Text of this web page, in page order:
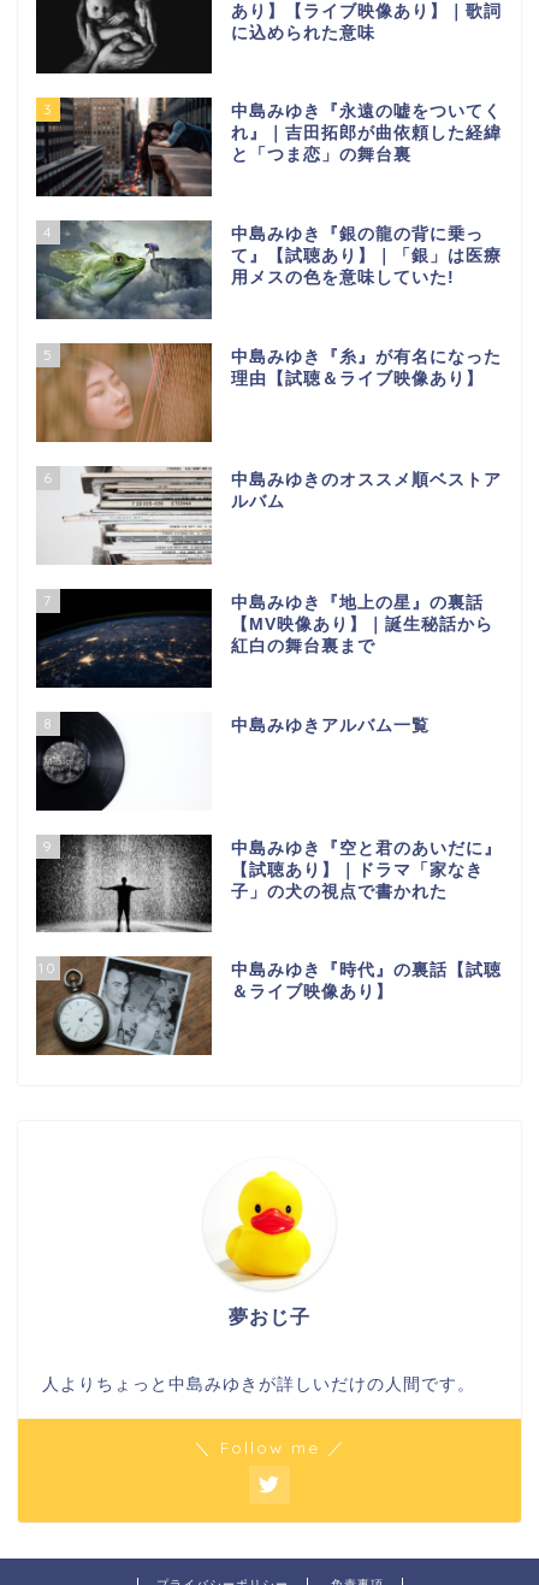
あり】【ライブ映像あり】｜歌詞
に込められた意味
3
中島みゆき『永遠の嘘をついてく
れ』｜吉田拓郎が曲依頼した経緯
と「つま恋」の舞台裏
4
中島みゆき『銀の龍の背に乗っ
て』【試聴あり】｜「銀」は医療
用メスの色を意味していた!
5
中島みゆき『糸』が有名になった
理由【試聴＆ライブ映像あり】
6
中島みゆきのオススメ順ベストア
ルバム
7
中島みゆき『地上の星』の裏話
【МV映像あり】｜誕生秘話から
紅白の舞台裏まで
8 中島みゆきアルバム一覧
9
中島みゆき『空と君のあいだに』
【試聴あり】｜ドラマ「家なき
子」の犬の視点で書かれた
10
中島みゆき『時代』の裏話【試聴
＆ライブ映像あり】
夢おじ子
人よりちょっと中島みゆきが詳しいだけの人間です。
＼ Follow me ／